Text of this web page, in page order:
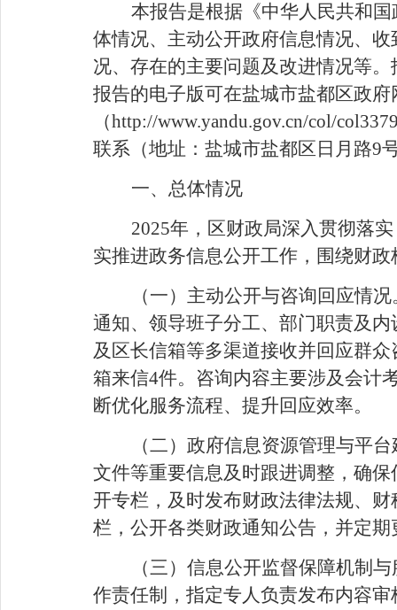
本报告是根据《中华人民共和
体情况、主动公开政府信息情况、
况、存在的主要问题及改进情况等
报告的电子版可在盐城市盐都区政
（http://www.yandu.gov.cn/col/
联系（地址：盐城市盐都区日月路9
一、总体情况
2025年，区财政局深入贯彻落
实推进政务信息公开工作，围绕财
（一） 主动公开与咨询回应情况
通知、领导班子分工、部门职责及
及区长信箱等多渠道接收并回应群众
箱来信4件。咨询内容主要涉及会计
断优化服务流程、提升回应效率。
（二） 政府信息资源管理与平台
文件等重要信息及时跟进调整，确
开专栏，及时发布财政法律法规、
栏，公开各类财政通知公告，并定
（三） 信息公开监督保障机制与
作责任制，指定专人负责发布内容